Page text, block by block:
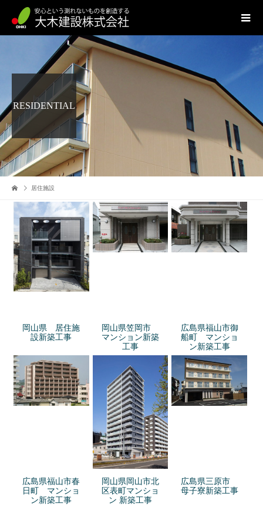
RESIDENTIAL
居住施設
岡山県 居住施
設新築工事
岡山県笠岡市
マンション新築
工事
広島県福山市御
船町 マンショ
ン新築工事
広島県福山市春
日町 マンショ
ン新築工事
岡山県岡山市北
区表町マンショ
ン 新築工事
広島県三原市
母子寮新築工事